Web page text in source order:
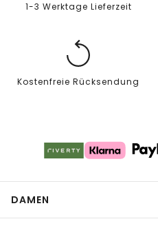
1-3 Werktage Lieferzeit
Kostenfreie Rücksendung
DAMEN